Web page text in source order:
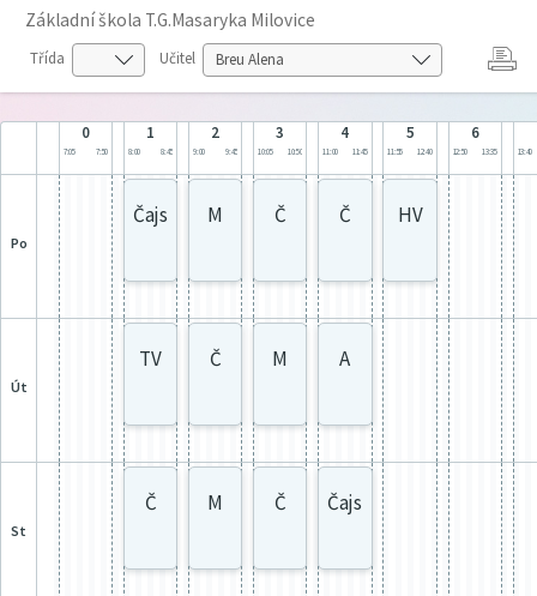
Základní škola T.G.Masaryka Milovice
Třída Učitel
0
7:05 7:50
1
8:00 8:45
2
9:00 9:45
3
10:05 10:50
4
11:00 11:45
5
11:55 12:40
6
12:50 13:35 13:40
po
Čajs M Č Č HV
út
TV Č M A
st
Č M Č Čajs